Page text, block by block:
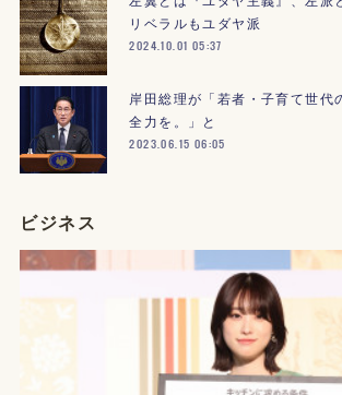
リベラルもユダヤ派
2024.10.01 05:37
岸田総理が「若者・子育て世代
全力を。」と
2023.06.15 06:05
ビジネス